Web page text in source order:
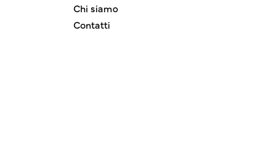
Chi siamo
Contatti